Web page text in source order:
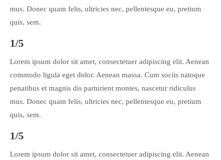
mus. Donec quam felis, ultricies nec, pellentesque eu, pretium
quis, sem.
1/5
Lorem ipsum dolor sit amet, consectetuer adipiscing elit. Aenean
commodo ligula eget dolor. Aenean massa. Cum sociis natoque
penatibus et magnis dis parturient montes, nascetur ridiculus
mus. Donec quam felis, ultricies nec, pellentesque eu, pretium
quis, sem.
1/5
Lorem ipsum dolor sit amet, consectetuer adipiscing elit. Aenean